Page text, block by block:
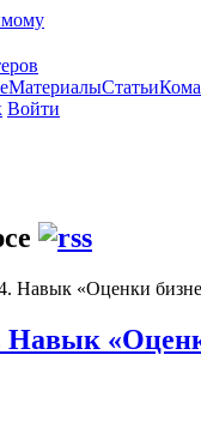
МатериалыСтатьи
Войти
Навык